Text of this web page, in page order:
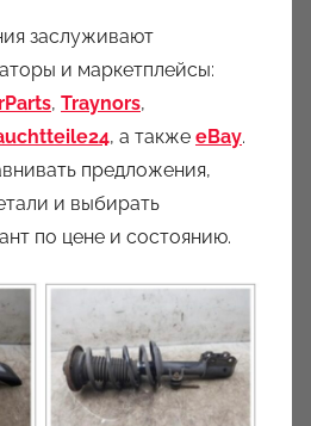
заслуживают
и маркетплейсы:
, Traynors,
, а также eBay.
предложения,
и выбирать
по цене и состоянию.